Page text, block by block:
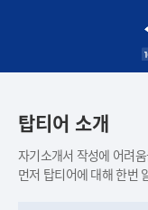
탑티어 소개
자기소개서 작성에 어려
먼저 탑티어에 대해 한번